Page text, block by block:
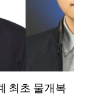
최초 물개복